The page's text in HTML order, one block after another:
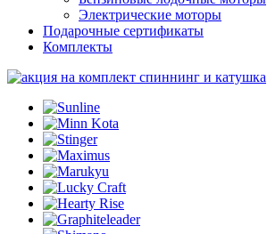
Электрические моторы
Подарочные сертификаты
Комплекты